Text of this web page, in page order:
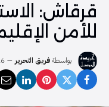
قرقاش:
للأمن
بواسطةفريق التحرير 26